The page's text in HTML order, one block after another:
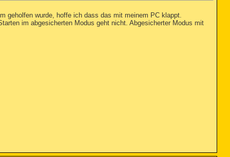
geholfen wurde, hoffe ich dass das mit meinem PC klappt.
im abgesicherten Modus geht nicht. Abgesicherter Modus mit